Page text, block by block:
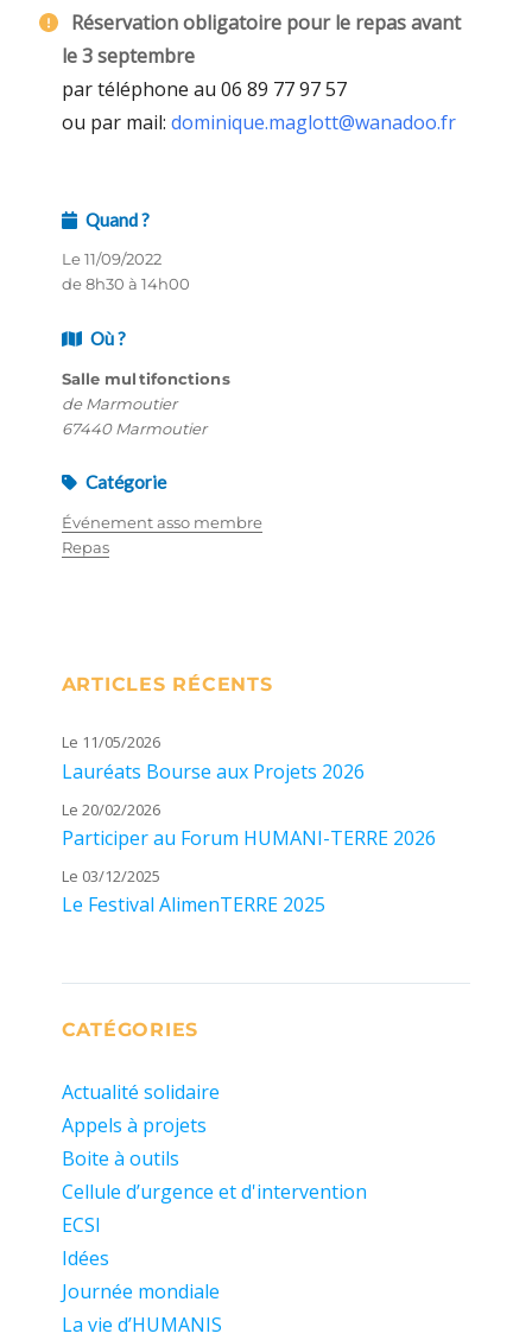
Réservation obligatoire pour le repas avant
le 3 septembre
par téléphone au 06 89 77 97 57
ou par mail: dominique.maglott@wanadoo.fr
Quand ?
Le 11/09/2022
de 8h30 à 14h00
Où ?
Salle multifonctions
de Marmoutier
67440 Marmoutier
Catégorie
Événement asso membre
Repas
ARTICLES RÉCENTS
Le 11/05/2026
Lauréats Bourse aux Projets 2026
Le 20/02/2026
Participer au Forum HUMANI-TERRE 2026
Le 03/12/2025
Le Festival AlimenTERRE 2025
CATÉGORIES
Actualité solidaire
Appels à projets
Boite à outils
Cellule d’urgence et d'intervention
ECSI
Idées
Journée mondiale
La vie d’HUMANIS